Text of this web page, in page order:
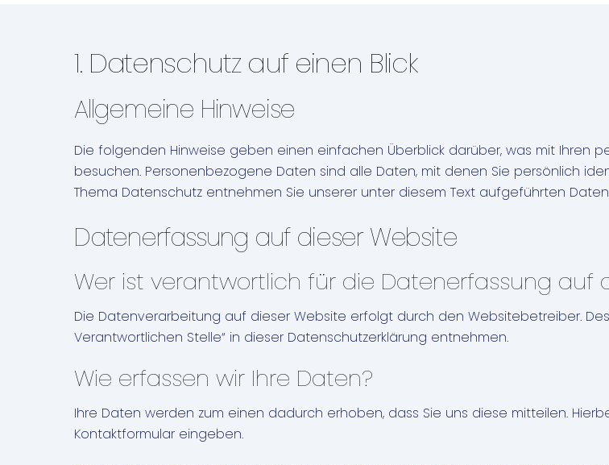
1. Datenschutz auf einen Blick
Allgemeine Hinweise
Die folgenden Hinweise geben einen einfachen Überblick darüber, was mit Ihren
besuchen. Personenbezogene Daten sind alle Daten, mit denen Sie persönlich
Thema Datenschutz entnehmen Sie unserer unter diesem Text aufgeführten
Datenerfassung auf dieser Website
Wer ist verantwortlich für die Datenerfassung auf
Die Datenverarbeitung auf dieser Website erfolgt durch den Websitebetreiber.
Verantwortlichen Stelle“ in dieser Datenschutzerklärung entnehmen.
Wie erfassen wir Ihre Daten?
Ihre Daten werden zum einen dadurch erhoben, dass Sie uns diese mitteilen.
Kontaktformular eingeben.